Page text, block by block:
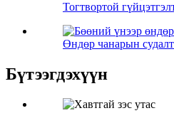
Тогтвортой
Өндөр чанарын
Бүтээгдэхүүн